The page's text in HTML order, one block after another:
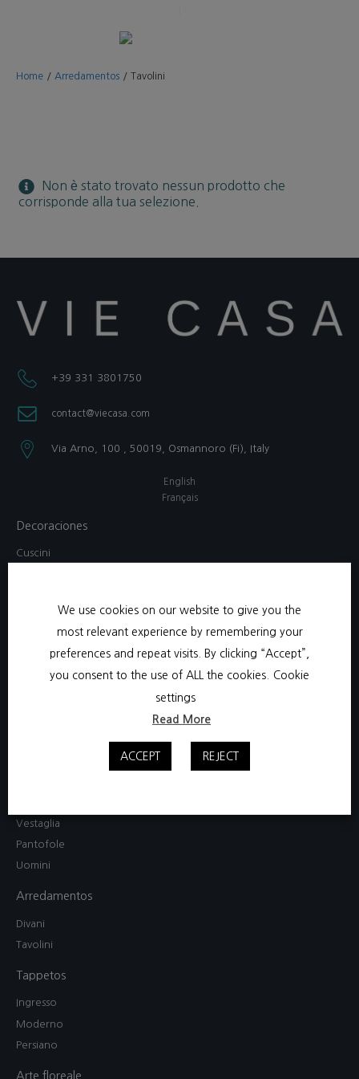
Home / Arredamentos / Tavolini
Non è stato trovato nessun prodotto che
corrisponde alla tua selezione.
+39 331 3801750​
contact@viecasa.com
Via Arno, 100 , 50019, Osmannoro (Fi), Italy​
English
Français
Decoraciones
Cuscini
Scatola di gioielli
Camicia da notte / Abito
Vestaglia
Pantofole
Uomini
Arredamentos
Divani
Tavolini
Tappetos
Ingresso
Moderno
Persiano
Arte floreale
We use cookies on our website to give you the
most relevant experience by remembering your
preferences and repeat visits. By clicking “Accept”,
you consent to the use of ALL the cookies.
Cookie
settings
Read More
ACCEPT REJECT